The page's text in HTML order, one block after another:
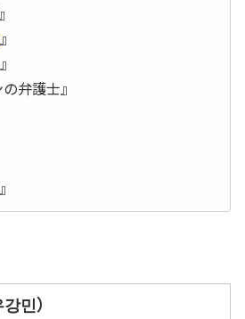
』
弁護士』
민）